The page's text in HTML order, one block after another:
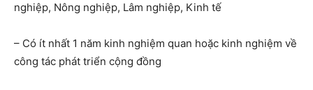
nghiệp, Nông nghiệp, Lâm nghiệp, Kinh tế
– Có ít nhất 1 năm kinh nghiệm quan hoặc kinh nghiệm về
công tác phát triển cộng đồng